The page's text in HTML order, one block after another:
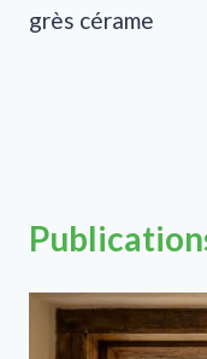
grès cérame